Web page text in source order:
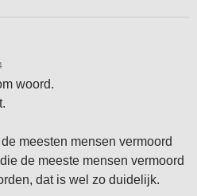
woord.
meesten mensen vermoord
de meeste mensen vermoord
dat is wel zo duidelijk.